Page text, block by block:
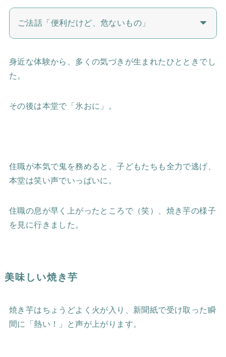
ご法話「便利だけど、危ないもの」
身近な体験から、多くの気づきが生まれたひとときでし
た。
その後は本堂で「氷おに」。
住職が本気で鬼を務めると、子どもたちも全力で逃げ、
本堂は笑い声でいっぱいに。
住職の息が早く上がったところで（笑）、焼き芋の様子
を見に行きました。
美味しい焼き芋
焼き芋はちょうどよく火が入り、新聞紙で受け取った瞬
間に「熱い！」と声が上がります。